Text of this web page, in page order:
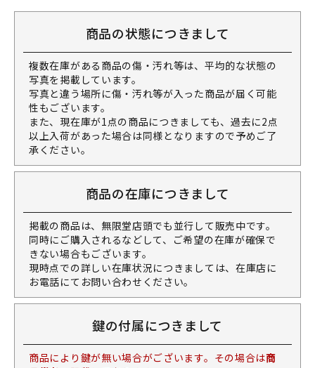
商品の状態につきまして
複数在庫がある商品の傷・汚れ等は、平均的な状態の
写真を掲載しています。
写真と違う場所に傷・汚れ等が入った商品が届く可能
性もございます。
また、現在庫が1点の商品につきましても、過去に2点
以上入荷があった場合は同様となりますので予めご了
承ください。
商品の在庫につきまして
掲載の商品は、無限堂店頭でも並行して販売中です。
同時にご購入されるなどして、ご希望の在庫が確保で
きない場合もございます。
現時点での詳しい在庫状況につきましては、在庫店に
お電話にてお問い合わせください。
鍵の付属につきまして
商品により鍵が無い場合がございます。その場合は商